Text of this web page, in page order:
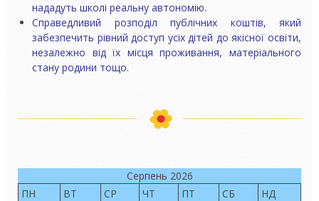
нададуть школі реальну автономію.
Справедливий розподіл публічних коштів, який
забезпечить рівний доступ усіх дітей до якісної освіти,
незалежно від їх місця проживання, матеріального
стану родини тощо.
Серпень 2026
ПН
ВТ СР ЧТ ПТ СБ
НД